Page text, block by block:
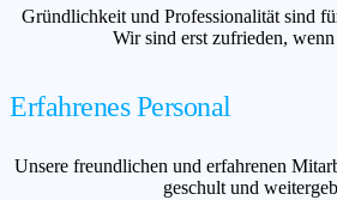
Gründlichkeit und Professionalität sind
Wir sind erst zufrieden,
Erfahrenes Personal
Unsere freundlichen und erfahrenen
geschult und